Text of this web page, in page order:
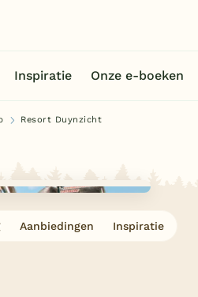
Inspiratie Onze e-boeken
Resort Duynzicht
Aanbiedingen Inspiratie